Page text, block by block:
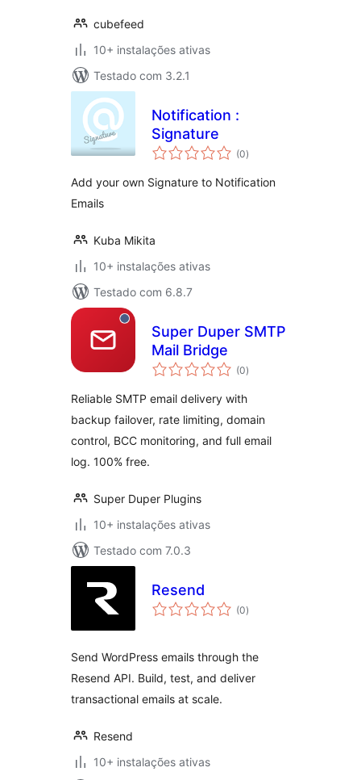
cubefeed
10+ instalações ativas
Testado com 3.2.1
Notification :
Signature
(0avaliações
totais
)
Add your own Signature to Notification
Emails
Kuba Mikita
10+ instalações ativas
Testado com 6.8.7
Super Duper SMTP
Mail Bridge
(0avaliações
totais
)
Reliable SMTP email delivery with
backup failover, rate limiting, domain
control, BCC monitoring, and full email
log. 100% free.
Super Duper Plugins
10+ instalações ativas
Testado com 7.0.3
Resend
(0avaliações
totais
)
Send WordPress emails through the
Resend API. Build, test, and deliver
transactional emails at scale.
Resend
10+ instalações ativas